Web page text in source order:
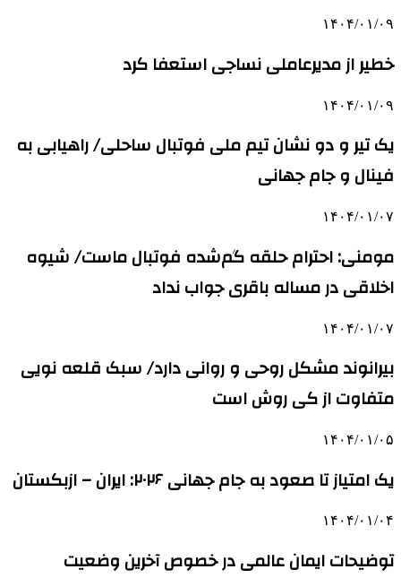
۱۴۰۴/۰۱/۰۹
خطیر از مدیرعاملی نساجی استعفا کرد
۱۴۰۴/۰۱/۰۹
یک تیر و دو نشان تیم ملی فوتبال ساحلی/ راهیابی به
فینال و جام جهانی
۱۴۰۴/۰۱/۰۷
مومنی: احترام حلقه گم‌شده فوتبال ماست/ شیوه
اخلاقی در مساله باقری جواب نداد
۱۴۰۴/۰۱/۰۷
بیرانوند مشکل روحی و روانی دارد/ سبک قلعه نویی
متفاوت از کی روش است
۱۴۰۴/۰۱/۰۵
یک امتیاز تا صعود به جام جهانی ۲۰۲۶: ایران – ازبکستان
۱۴۰۴/۰۱/۰۴
توضیحات ایمان عالمی در خصوص آخرین وضعیت